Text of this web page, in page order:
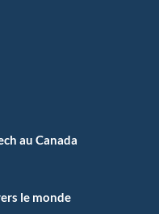
au Canada
le monde